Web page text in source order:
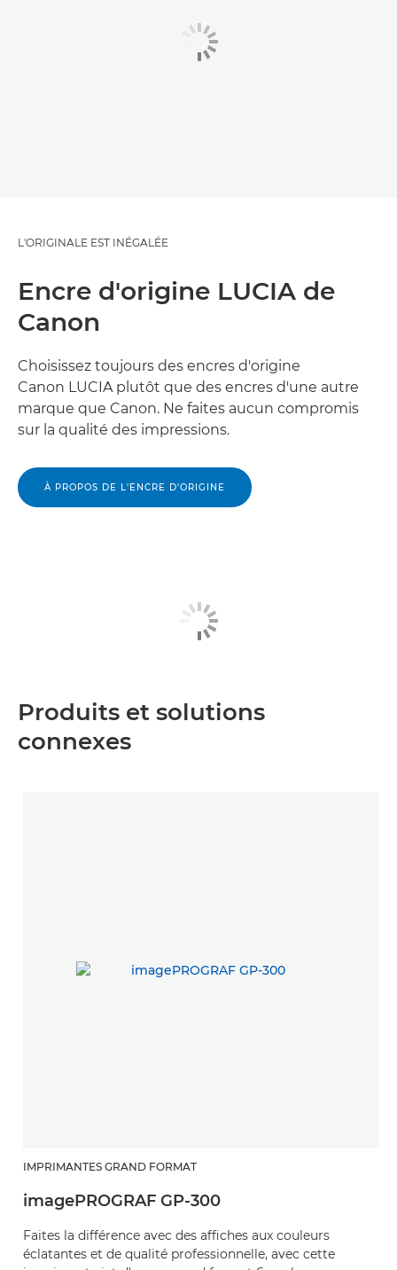
L'ORIGINALE EST INÉGALÉE
Encre d'origine LUCIA de
Canon
Choisissez toujours des encres d'origine
Canon LUCIA plutôt que des encres d'une autre
marque que Canon. Ne faites aucun compromis
sur la qualité des impressions.
À PROPOS DE L'ENCRE D'ORIGINE
Produits et solutions
connexes
IMPRIMANTES GRAND FORMAT
imagePROGRAF GP-300
Faites la différence avec des affiches aux couleurs
éclatantes et de qualité professionnelle, avec cette